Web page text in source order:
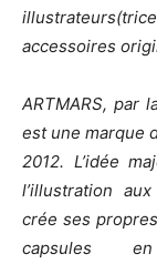
accessoires
ARTMARS, par
est une marque
2012. L’idée
l’illustration
crée ses
capsules